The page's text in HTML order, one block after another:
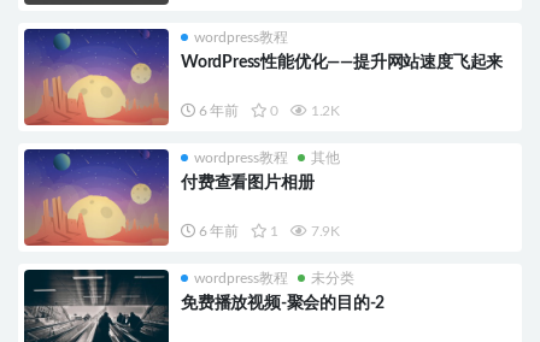
wordpress教程
WordPress性能优化——提升网站速度飞起来
6 年前 0 1.2K
wordpress教程 其他
付费查看图片相册
6 年前 1 7.9K
wordpress教程 未分类
免费播放视频-聚会的目的-2